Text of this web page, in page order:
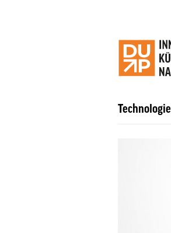
Technologie